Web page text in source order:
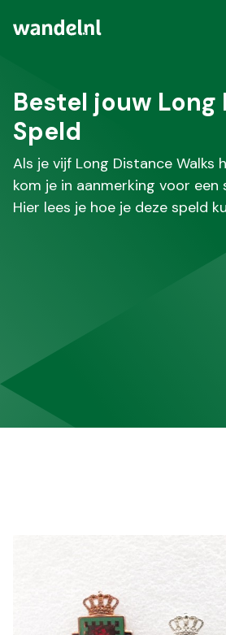
Bestel jouw
Speld
Als je vijf Long Distance Walks
kom je in aanmerking voor een
Hier lees je hoe je deze speld